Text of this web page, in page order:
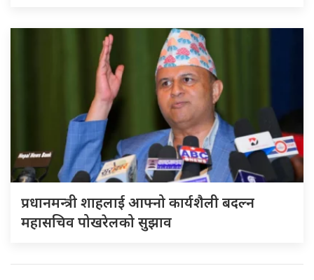
प्रधानमन्त्री शाहलाई आफ्नो कार्यशैली बदल्न
महासचिव पोखरेलको सुझाव